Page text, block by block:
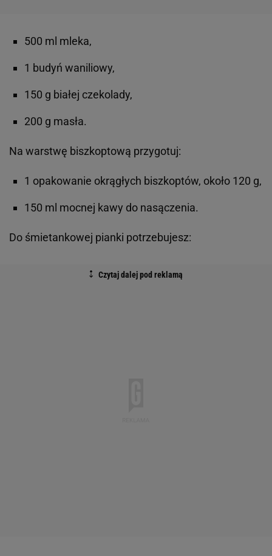
500 ml mleka,
1 budyń waniliowy,
150 g białej czekolady,
200 g masła.
Na warstwę biszkoptową przygotuj:
1 opakowanie okrągłych biszkoptów, około 120 g,
150 ml mocnej kawy do nasączenia.
Do śmietankowej pianki potrzebujesz: